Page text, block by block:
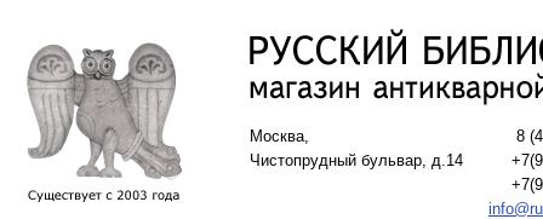
Москва,
Чистопрудный бульвар, д.14
8